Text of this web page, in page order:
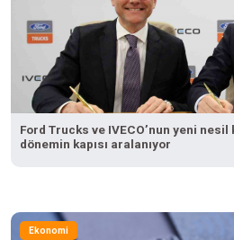
Ford Trucks ve IVECO’nun yeni
dönemin kapısı aralanıyor
Ekonomi